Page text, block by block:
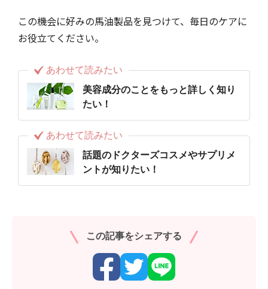
この機会に好みの馬油製品を見つけて、毎日のケアに
お役立てください。
あわせて読みたい
美容成分のことをもっと詳しく知り
たい！
あわせて読みたい
話題のドクターズコスメやサプリメ
ントが知りたい！
この記事をシェアする